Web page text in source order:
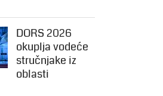
DORS 2026
okuplja vodeće
stručnjake iz
oblasti